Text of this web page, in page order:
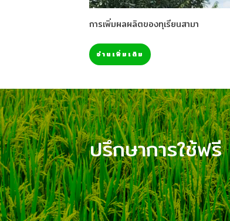
การเพิ่มผลผลิตของทุเรียนสามา
อ่านเพิ่มเติม
ปรึกษาการใช้ฟรี